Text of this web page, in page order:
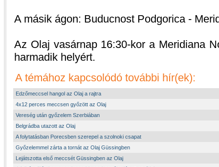
A másik ágon: Buducnost Podgorica -
Az Olaj vasárnap 16:30-kor a Meridiana
harmadik helyért.
A témához kapcsolódó további hír(ek):
Edzőmeccsel hangol az Olaj a rajtra
4x12 perces meccsen győzött az Olaj
Vereség után győzelem Szerbiában
Belgrádba utazott az Olaj
A folytatásban Porecsben szerepel a szolnoki csapat
Győzelemmel zárta a tornát az Olaj Güssingben
Lejátszotta első meccsét Güssingben az Olaj